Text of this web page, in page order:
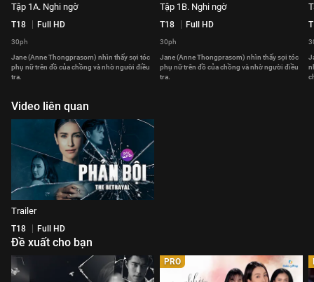
Tập 1A. Nghi ngờ
T18 Full HD
30ph
Jane (Anne Thongprasom) nhìn thấy sợi tóc
phụ nữ trên đồ của chồng và nhờ người điều
tra.
Tập 1B. Nghi ngờ
T18 Full HD
30ph
Jane (Anne Thongprasom) nhìn thấy sợi tóc
phụ nữ trên đồ của chồng và nhờ người điều
tra.
Video liên quan
Trailer
T18 Full HD
Đề xuất cho bạn
PRO